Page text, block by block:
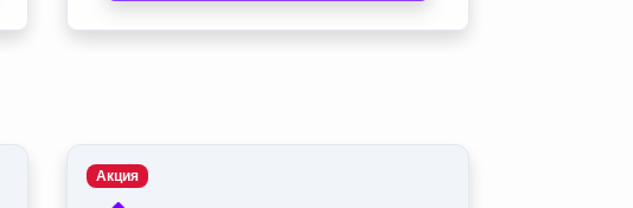
Акция